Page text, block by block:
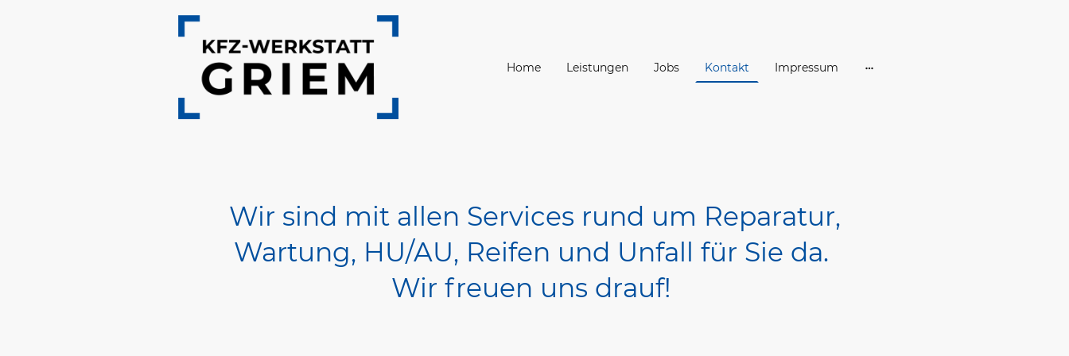
Home Leistungen Jobs Kontakt Impressum
Wir sind mit allen Services rund um Reparatur,
Wartung, HU/AU, Reifen und Unfall für Sie da.
Wir freuen uns drauf!